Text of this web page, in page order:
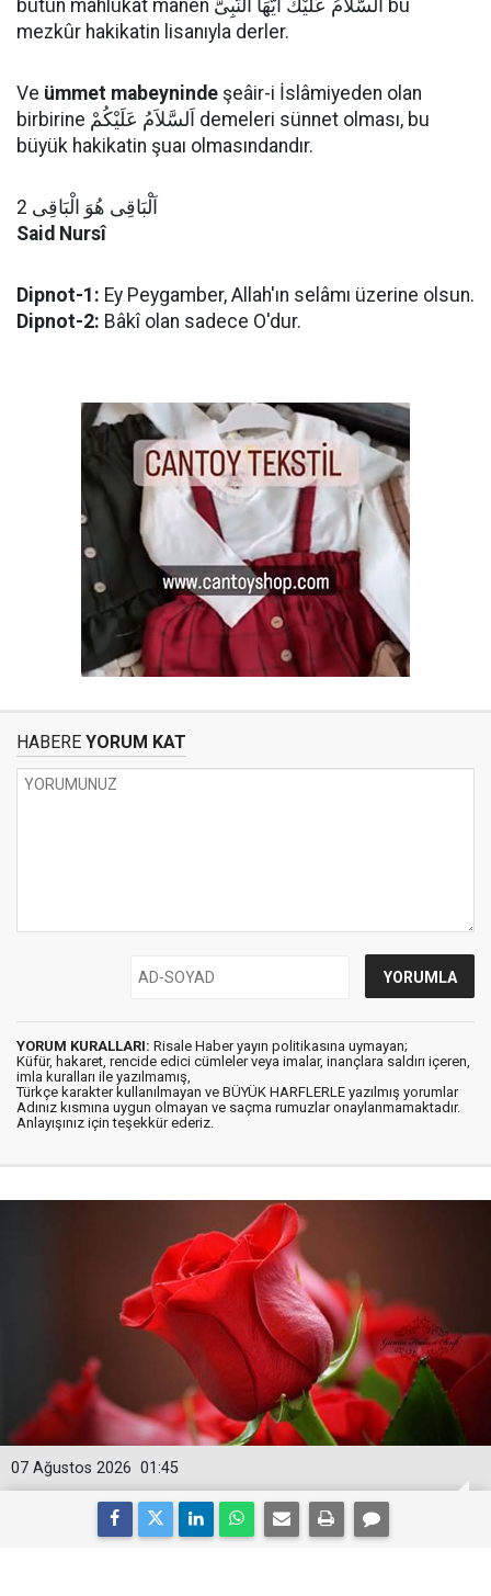
bütün mahlûkat mânen اَلسَّلاَمُ عَلَيْكَ اَيُّهَا النَّبِىُّ bu
mezkûr hakikatin lisanıyla derler.
Ve ümmet mabeyninde şeâir-i İslâmiyeden olan
birbirine اَلسَّلاَمُ عَلَيْكُمْ demeleri sünnet olması, bu
büyük hakikatin şuaı olmasındandır.
اَلْبَاقِى هُوَ الْبَاقِى 2
Said Nursî
Dipnot-1: Ey Peygamber, Allah'ın selâmı üzerine olsun.
Dipnot-2: Bâkî olan sadece O'dur.
HABERE YORUM KAT
YORUM KURALLARI: Risale Haber yayın politikasına uymayan;
Küfür, hakaret, rencide edici cümleler veya imalar, inançlara saldırı içeren,
imla kuralları ile yazılmamış,
Türkçe karakter kullanılmayan ve BÜYÜK HARFLERLE yazılmış yorumlar
Adınız kısmına uygun olmayan ve saçma rumuzlar onaylanmamaktadır.
Anlayışınız için teşekkür ederiz.
01:45
07 Ağustos 2026